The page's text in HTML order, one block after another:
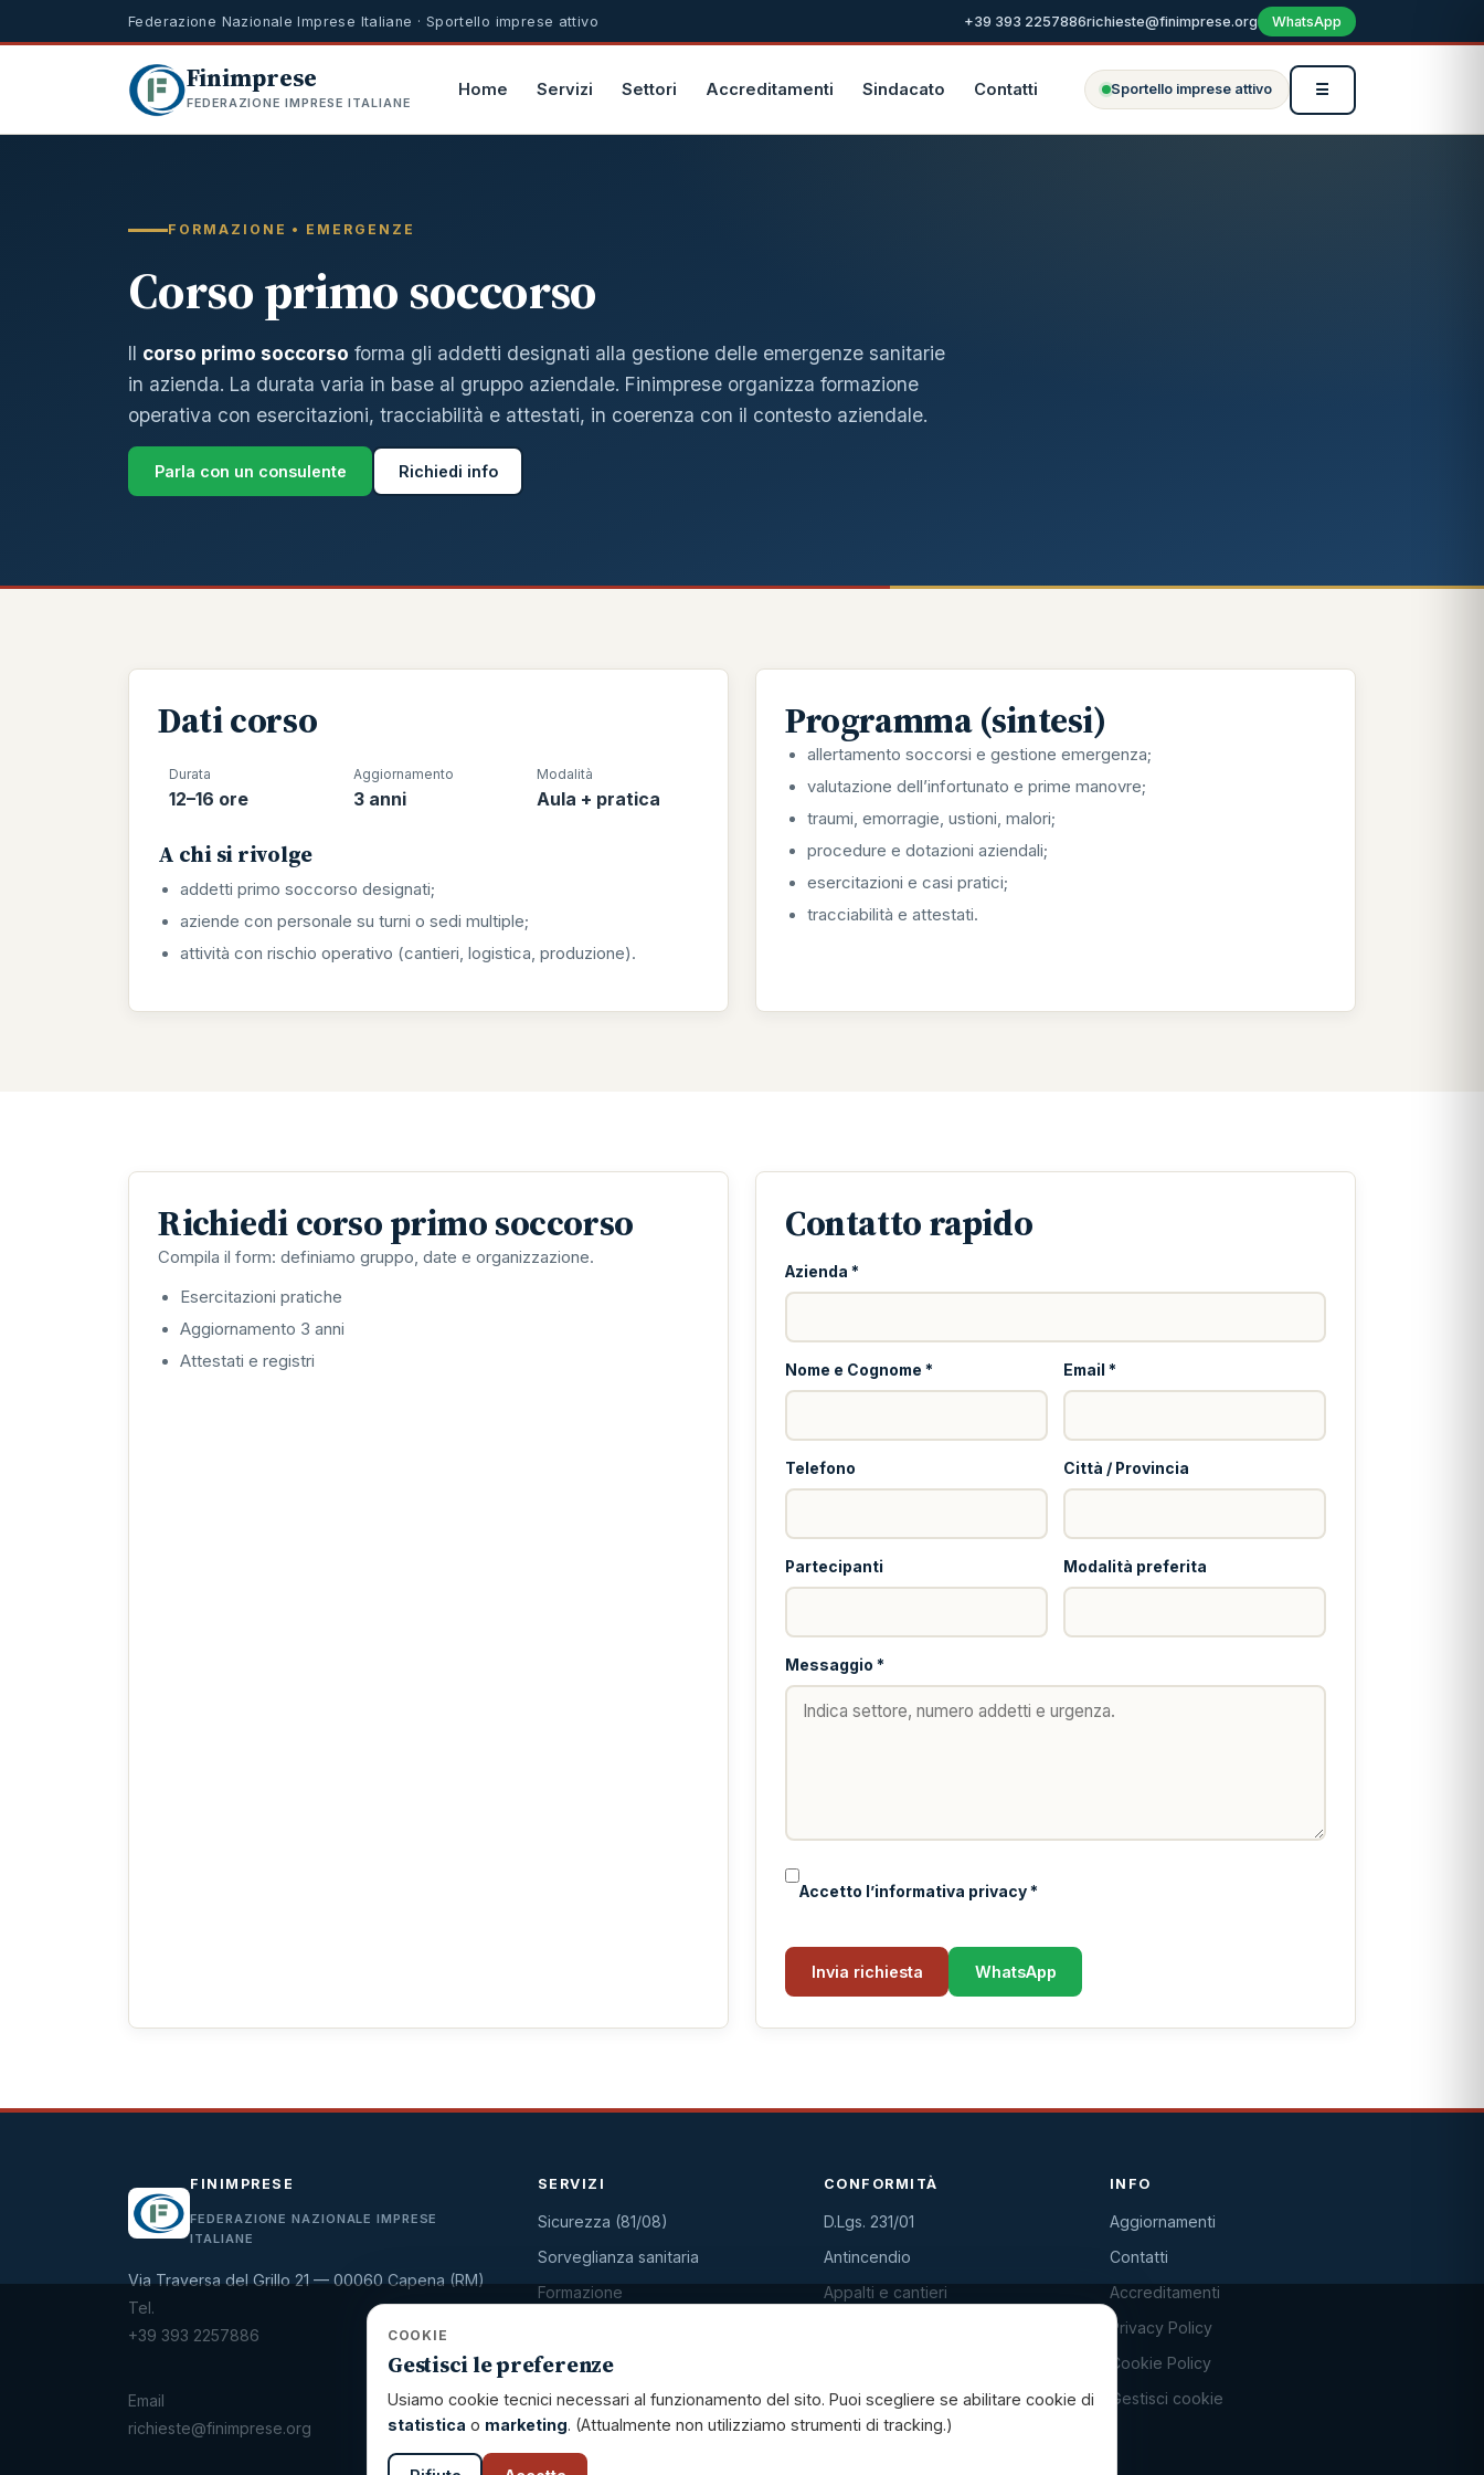
Federazione Nazionale Imprese Italiane · Sportello imprese attivo +39 393 2257886richieste@finimprese.org WhatsApp
Finimprese
FEDERAZIONE IMPRESE ITALIANE
Home Servizi Settori Accreditamenti Sindacato Contatti Sportello imprese attivo ☰
FORMAZIONE • EMERGENZE
Corso primo soccorso
Il corso primo soccorso forma gli addetti designati alla gestione delle emergenze sanitarie
in azienda. La durata varia in base al gruppo aziendale. Finimprese organizza formazione
operativa con esercitazioni, tracciabilità e attestati, in coerenza con il contesto aziendale.
Parla con un consulente Richiedi info
Dati corso
Durata
12–16 ore
Aggiornamento
3 anni
Modalità
Aula + pratica
A chi si rivolge
addetti primo soccorso designati;
aziende con personale su turni o sedi multiple;
attività con rischio operativo (cantieri, logistica, produzione).
Programma (sintesi)
allertamento soccorsi e gestione emergenza;
valutazione dell’infortunato e prime manovre;
traumi, emorragie, ustioni, malori;
procedure e dotazioni aziendali;
esercitazioni e casi pratici;
tracciabilità e attestati.
Richiedi corso primo soccorso
Compila il form: definiamo gruppo, date e organizzazione.
Esercitazioni pratiche
Aggiornamento 3 anni
Attestati e registri
Contatto rapido
Azienda *
Nome e Cognome * Email *
Telefono Città / Provincia
Partecipanti Modalità preferita
Messaggio *
Accetto l’informativa privacy *
Invia richiesta WhatsApp
FINIMPRESE
FEDERAZIONE NAZIONALE IMPRESE
ITALIANE
Via Traversa del Grillo 21 — 00060 Capena (RM)
Tel.
+39 393 2257886
Email
richieste@finimprese.org
SERVIZI
Sicurezza (81/08)
Sorveglianza sanitaria
Formazione
HACCP
CONFORMITÀ
D.Lgs. 231/01
Antincendio
Appalti e cantieri
INFO
Aggiornamenti
Contatti
Accreditamenti
Privacy Policy
Cookie Policy
Gestisci cookie
COOKIE
Gestisci le preferenze
Usiamo cookie tecnici necessari al funzionamento del sito. Puoi scegliere se abilitare cookie di
statistica o marketing. (Attualmente non utilizziamo strumenti di tracking.)